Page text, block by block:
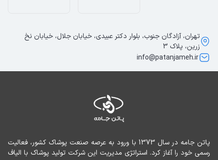
تهران، آزادگان جنوب، بلوار دکتر عبیدی، خیابان جلال، خیابان نخ
زرین، پلاک 3
info@patanjameh.ir